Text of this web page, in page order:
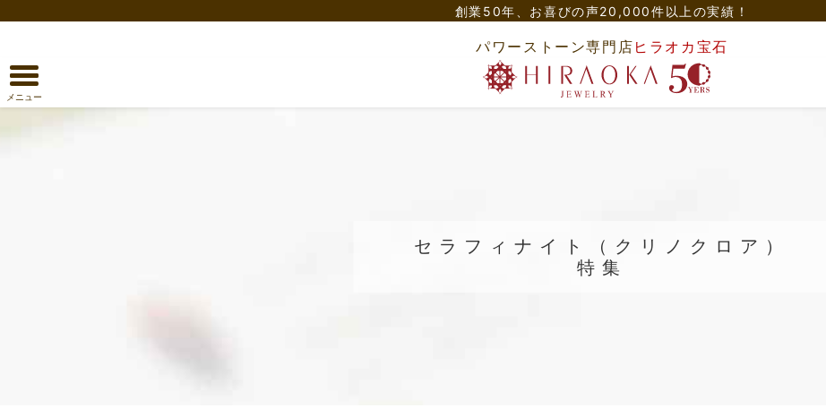
創業50年、 お喜びの声20,000件以上の実績！
パワーストーン専門店 ヒラオカ宝石
セラフィナイト（クリノクロア）
特集